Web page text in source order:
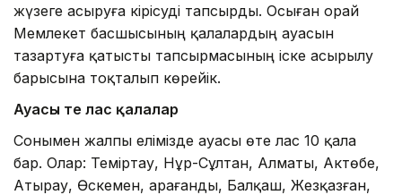
жүзеге асыруға кірісуді тапсырды. Осыған орай
Мемлекет басшысының қалалардың ауасын
тазартуға қатысты тапсырмасының іске асырылу
барысына тоқталып көрейік.
Ауасы өте лас қалалар
Сонымен жалпы елімізде ауасы өте лас 10 қала
бар. Олар: Теміртау, Нұр-Сұлтан, Алматы, Актөбе,
Атырау, Өскемен, Қарағанды, Балқаш, Жезқазған,